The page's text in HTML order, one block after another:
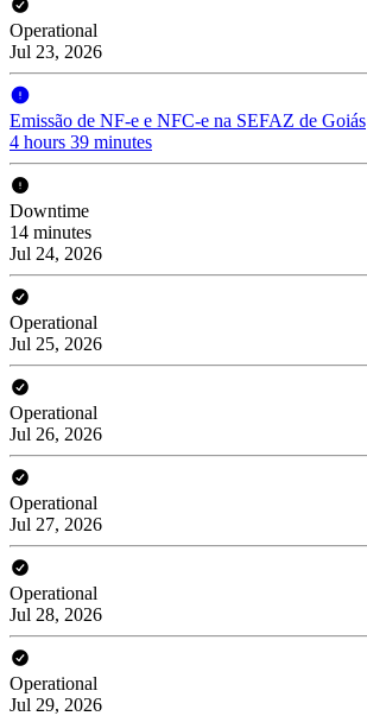
Operational
Jul 23, 2026
Emissão de NF-e e NFC-e na SEFAZ de Goiás
4 hours 39 minutes
Downtime
14 minutes
Jul 24, 2026
Operational
Jul 25, 2026
Operational
Jul 26, 2026
Operational
Jul 27, 2026
Operational
Jul 28, 2026
Operational
Jul 29, 2026